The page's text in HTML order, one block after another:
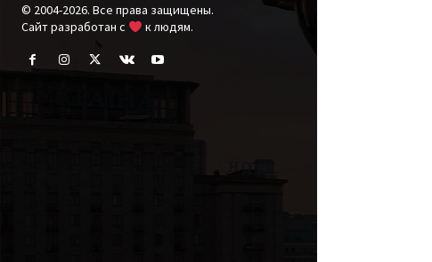
© 2004-2026. Все права защищены.
Cайт разработан с
к людям.